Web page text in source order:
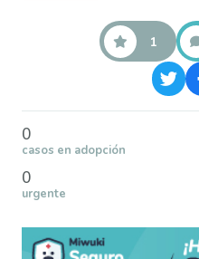
1
0
casos en adopción
0
urgente